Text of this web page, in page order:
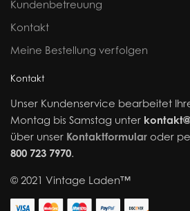
Kundenbetreuung
Kontakt
Meine Bestellung verfolgen
Kontakt
Unser Kundenservice bearbeitet
Montag bis Samstag unter
über unser Kontaktformular oder
800 723 7970.
© 2021 Vintage Laden™